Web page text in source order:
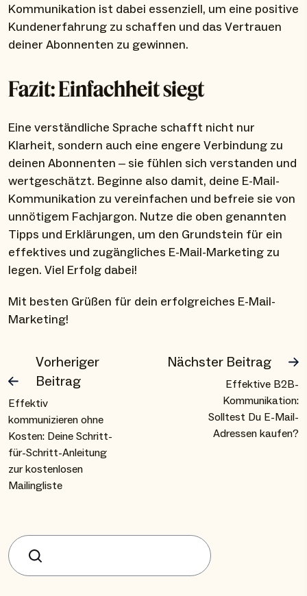
Kommunikation ist dabei essenziell, um eine positive
Kundenerfahrung zu schaffen und das Vertrauen
deiner Abonnenten zu gewinnen.
Fazit: Einfachheit siegt
Eine verständliche Sprache schafft nicht nur
Klarheit, sondern auch eine engere Verbindung zu
deinen Abonnenten – sie fühlen sich verstanden und
wertgeschätzt. Beginne also damit, deine E-Mail-
Kommunikation zu vereinfachen und befreie sie von
unnötigem Fachjargon. Nutze die oben genannten
Tipps und Erklärungen, um den Grundstein für ein
effektives und zugängliches E-Mail-Marketing zu
legen. Viel Erfolg dabei!
Mit besten Grüßen für dein erfolgreiches E-Mail-
Marketing!
Vorheriger
Beitrag
Effektiv
kommunizieren ohne
Kosten: Deine Schritt-
für-Schritt-Anleitung
zur kostenlosen
Mailingliste
Nächster Beitrag
Effektive B2B-
Kommunikation:
Solltest Du E-Mail-
Adressen kaufen?
Suchen